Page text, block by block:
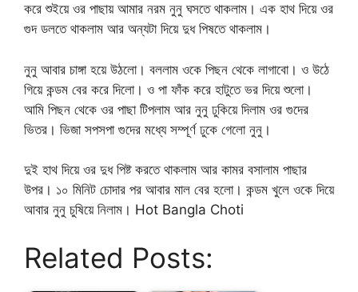
করে শুইয়ে ওর পাছায় আমার নরম নুনু ঘসতে থাকলাম। এক হাথ দিয়ে ওর
গুদ ডলতে থাকলাম আর অন্যটা দিয়ে দুধ পিষতে থাকলাম।
নুনু আবার চাঙ্গা হয়ে উঠলো। বললাম ওকে পিছন থেকে লাগাবো। ও উঠে
গিয়ে কন্ডম বের করে দিলো। ও পা ফাঁক করে হাটুতে ভর দিয়ে শুলো।
আমি পিছন থেকে ওর পাছা টিপলাম আর নুনু ঢুকিয়ে দিলাম ওর গুদের
ভিতর। ভিজা সপসপা গুদের মধ্যে সম্পূর্ণ ঢুকে গেলো নুনু।
দুই হাথ দিয়ে ওর দুধ পিষ্ট করতে থাকলাম আর কামর বসালাম পাছার
উপর। ১০ মিনিট চোদার পর আবার মাল বের হলো। কন্ডম খুলে ওকে দিয়ে
আবার নুনু চুষিয়ে নিলাম। Hot Bangla Choti
Related Posts: